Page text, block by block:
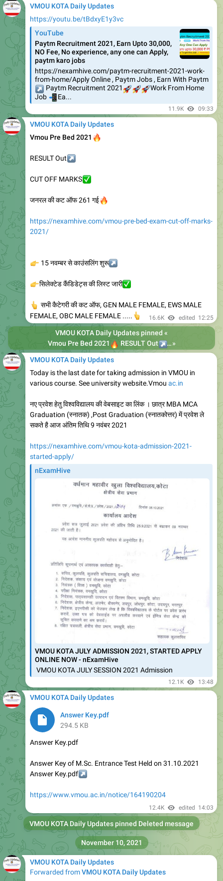
VMOU KOTA Daily Updates
https://youtu.be/tBdxyE1y3vc
YouTube
Paytm Recruitment 2021, Earn Upto 30,000,
NO Fee, No experience, any one can Apply,
paytm karo jobs
https://nexamhive.com/paytm-recruitment-2021-work-
from-home/Apply Online , Paytm Jobs , Earn With Paytm
Paytm Recruitment 2021
🚀
🚀
🚀Work From Home
Job
Ea...
11.9K 09:33
VMOU KOTA Daily Updates
Vmou Pre Bed 2021
🔥
RESULT Out
CUT OFF MARKS
✅
जनरल की कट ऑफ 261 गई
🔥
https://nexamhive.com/vmou-pre-bed-exam-cut-off-marks-
2021/
15 नवम्बर से काउंसलिंग शुरू
↗️
सिलेक्टेड कैंडिडेट्स की लिस्ट जारी
✅
सभी कैटेगरी की कट ऑफ, GEN MALE FEMALE, EWS MALE
FEMALE, OBC MALE FEMALE .....
👆16.6K edited 12:25
VMOU KOTA Daily Updatespinned «
Vmou Pre Bed 2021
🔥RESULT Out
↗️CUT OFF MARKS
»
VMOU KOTA Daily Updates
Today is the last date for taking admission in VMOU in
various course. See university website.Vmou ac.in
नए प्रवेश हेतु विश्वविद्यालय की वेबसाइट का लिंक । छात्र MBA MCA
Graduation (स्नातक) ,Post Graduation (स्नातकोत्तर) में प्रवेश ले
सकते है आज अंतिम तिथि 9 नवंबर 2021
https://nexamhive.com/vmou-kota-admission-2021-
started-apply/
nExamHive
VMOU KOTA JULY ADMISSION 2021, STARTED APPLY
ONLINE NOW - nExamHive
VMOU KOTA JULY SESSION 2021 Admission
12.1K 13:48
VMOU KOTA Daily Updates
Answer Key.pdf
294.5 KB
Answer Key.pdf
Answer Key of M.Sc. Entrance Test Held on 31.10.2021
Answer Key.pdf
↗️
https://www.vmou.ac.in/notice/164190204
12.4K edited 14:03
VMOU KOTA Daily Updatespinned Deleted message
VMOU KOTA Daily Updates
Forwarded fromVMOU KOTA Daily Updates
November 10, 2021